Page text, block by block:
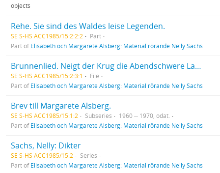
objects
Rehe. Sie sind des Waldes leise Legenden.
SE S-HS ACC1985/15:2:2:2
Part
Part ofElisabeth och Margarete Alsberg: Material rörande Nelly Sachs
Brunnenlied. Neigt der Krug die Abendschwere Labe.
SE S-HS ACC1985/15:2:3:1
File
Part ofElisabeth och Margarete Alsberg: Material rörande Nelly Sachs
Brev till Margarete Alsberg.
SE S-HS ACC1985/15:1:2 Subseries
1960 -- 1970, odat.
Part ofElisabeth och Margarete Alsberg: Material rörande Nelly Sachs
Sachs, Nelly: Dikter
SE S-HS ACC1985/15:2
Series
Part ofElisabeth och Margarete Alsberg: Material rörande Nelly Sachs